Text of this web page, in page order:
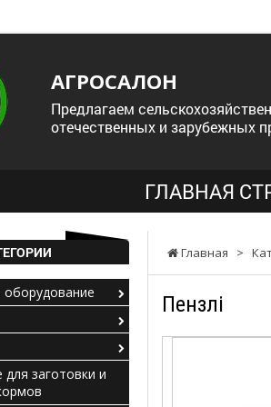
АГРОСАЛОН
Предлагаем
отечественных и зарубежных
ГЛАВНАЯ
Главная >
Пензлі
заготовки и